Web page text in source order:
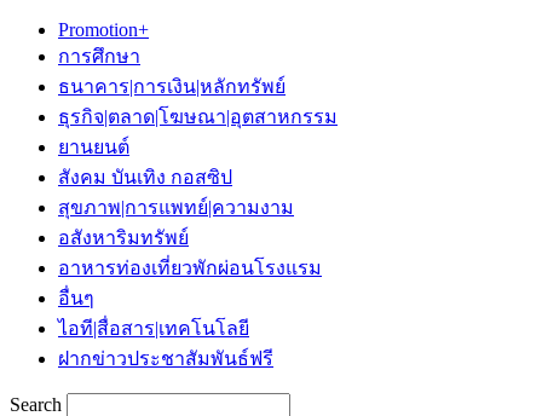
Promotion+
การศึกษา
ธนาคาร|การเงิน|หลักทรัพย์
ธุรกิจ|ตลาด|โฆษณา|อุตสาหกรรม
ยานยนต์
สังคม บันเทิง กอสซิป
สุขภาพ|การแพทย์|ความงาม
อสังหาริมทรัพย์
อาหารท่องเที่ยวพักผ่อนโรงแรม
อื่นๆ
ไอที|สื่อสาร|เทคโนโลยี
ฝากข่าวประชาสัมพันธ์ฟรี
Search